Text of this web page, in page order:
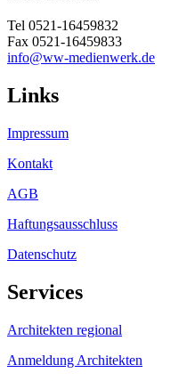
Tel 0521-16459832
Fax 0521-16459833
info@ww-medienwerk.de
Links
Impressum
Kontakt
AGB
Haftungsausschluss
Datenschutz
Services
Architekten regional
Anmeldung Architekten